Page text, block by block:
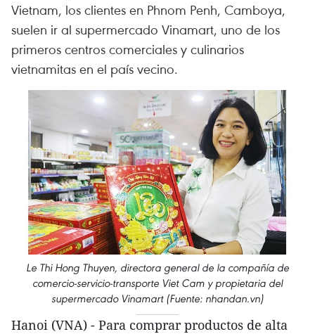
Vietnam, los clientes en Phnom Penh, Camboya,
suelen ir al supermercado Vinamart, uno de los
primeros centros comerciales y culinarios
vietnamitas en el país vecino.
Le Thi Hong Thuyen, directora general de la compañía de
comercio-servicio-transporte Viet Cam y propietaria del
supermercado Vinamart (Fuente: nhandan.vn)
Hanoi (VNA) - Para comprar productos de alta